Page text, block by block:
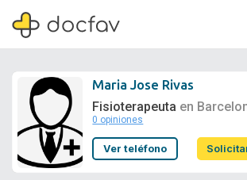
Soporte
Maria Jose Rivas
Fisioterapeuta en
0 opiniones
Ver teléfono